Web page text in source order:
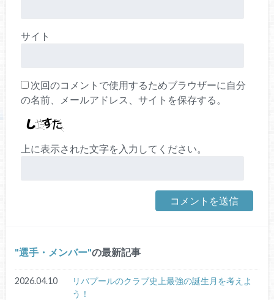
サイト
次回のコメントで使用するためブラウザーに自分
の名前、メールアドレス、サイトを保存する。
上に表示された文字を入力してください。
選手・メンバー の最新記事
2026.04.10
リバプールのクラブ史上最強の誕生月を考えよ
う！